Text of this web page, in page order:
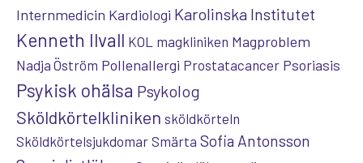
Internmedicin Kardiologi Karolinska Institutet
Kenneth Ilvall KOL magkliniken Magproblem
Nadja Öström Pollenallergi Prostatacancer Psoriasis
Psykisk ohälsa Psykolog
Sköldkörtelkliniken sköldkörteln
Sköldkörtelsjukdomar Smärta Sofia Antonsson